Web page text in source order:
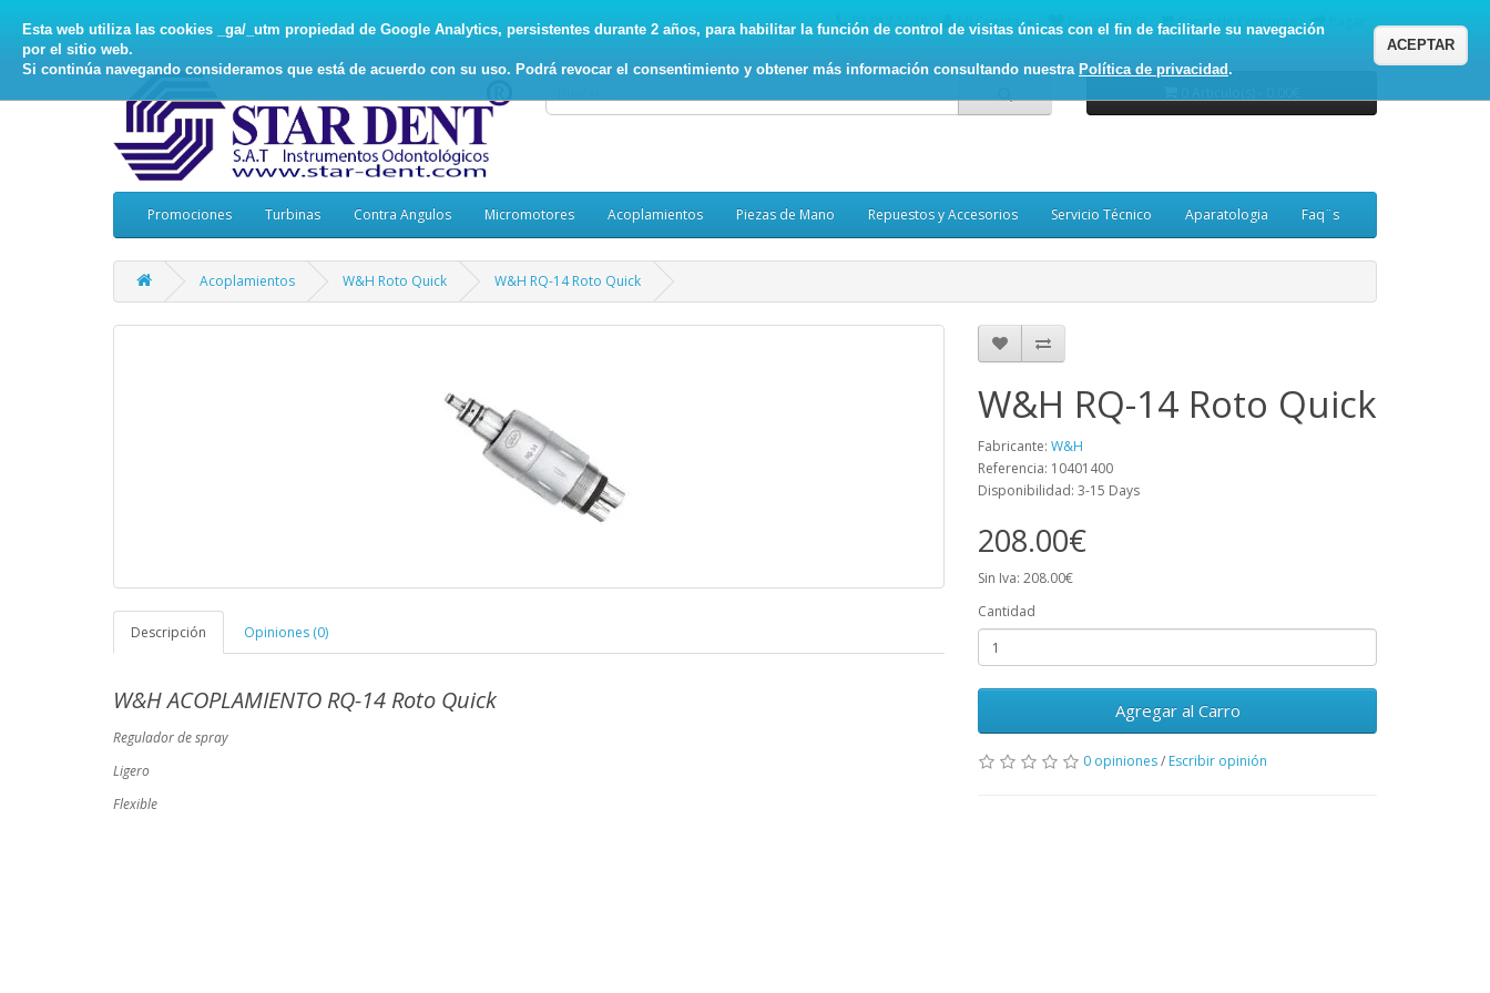
Esta web utiliza las cookies _ga/_utm propiedad de Google Analytics, persistentes durante 2 años, para habilitar la función de control de visitas únicas con el fin de facilitarle su navegación
por el sitio web.
Si continúa navegando consideramos que está de acuerdo con su uso. Podrá revocar el consentimiento y obtener más información consultando nuestra Política de privacidad.
ACEPTAR
93.017.5078 Mi Cuenta Favoritos (0) Carro de Compras
Promociones Turbinas Contra Angulos Micromotores Acoplamientos Piezas de Mano Repuestos y Accesorios Servicio Técnico Aparatologia Faq¨s
Acoplamientos W&H Roto Quick W&H RQ-14 Roto Quick
Descripción Opiniones (0)
W&H ACOPLAMIENTO RQ-14 Roto Quick
Regulador de spray
Ligero
Flexible
W&H RQ-14 Roto Quick
Fabricante: W&H
Referencia: 10401400
Disponibilidad: 3-15 Days
208.00€
Sin Iva: 208.00€
Cantidad
Agregar al Carro
0 opiniones/ Escribir opinión